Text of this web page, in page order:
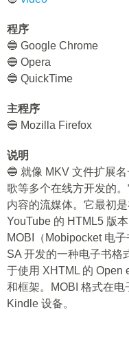
程序
🔵 Google Chrome
🔵 Opera
🔵 QuickTime
主程序
🔵 Mozilla Firefox
说明
🔵 就像 MKV 文件扩展
歌等多个在线方开发的
内容的流媒体。它最初
YouTube 的 HTML5 版
MOBI（Mobipocket 电
SA 开发的一种电子书格
于使用 XHTML 的 Open
和框架。MOBI 格式在
Kindle 设备。